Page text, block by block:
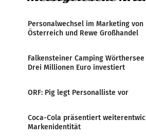
Personalwechsel im Marketing von
Österreich und Rewe Großhandel
Falkensteiner Camping
Drei Millionen Euro investiert
ORF: Pig legt Personalliste vor
Coca-Cola präsentiert
Markenidentität